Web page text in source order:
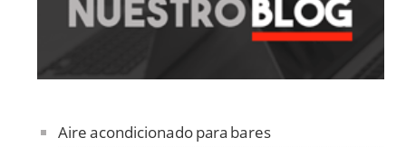
Aire acondicionado para bares